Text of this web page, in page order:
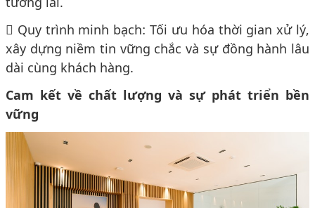
 Quy trình minh bạch: Tối ưu hóa thời gian xử lý,
xây dựng niềm tin vững chắc và sự đồng hành lâu
dài cùng khách hàng.
Cam kết về chất lượng và sự phát triển bền
vững